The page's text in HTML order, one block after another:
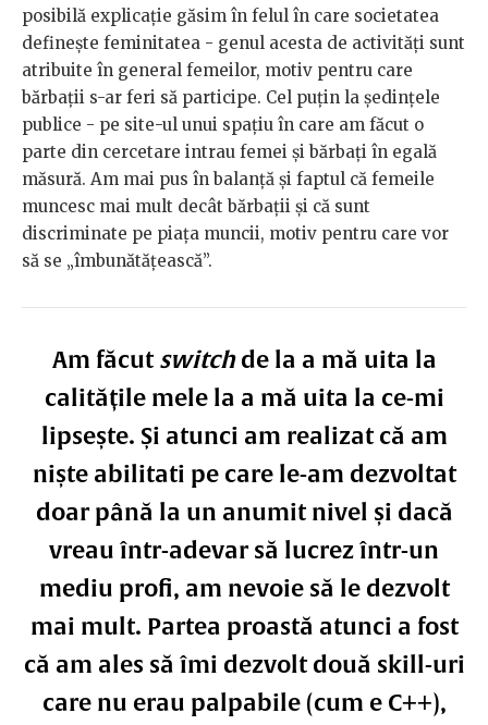
posibilă explicație găsim în felul în care societatea
definește feminitatea - genul acesta de activități sunt
atribuite în general femeilor, motiv pentru care
bărbații s-ar feri să participe. Cel puțin la ședințele
publice - pe site-ul unui spațiu în care am făcut o
parte din cercetare intrau femei și bărbați în egală
măsură. Am mai pus în balanță și faptul că femeile
muncesc mai mult decât bărbații și că sunt
discriminate pe piața muncii, motiv pentru care vor
să se „îmbunătățească”.
Am făcut switchde la a mă uita la
calitățile mele la a mă uita la ce-mi
lipsește. Și atunci am realizat că am
niște abilitati pe care le-am dezvoltat
doar până la un anumit nivel și dacă
vreau într-adevar să lucrez într-un
mediu profi, am nevoie să le dezvolt
mai mult. Partea proastă atunci a fost
că am ales să îmi dezvolt două skill-uri
care nu erau palpabile (cum e C++),